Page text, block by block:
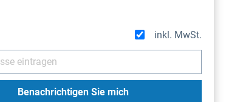
inkl. MwSt.
Benachrichtigen Sie mich